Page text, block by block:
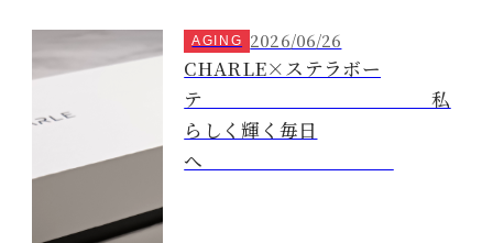
AGING 2026/06/26
CHARLE×ステラボー
テ 私
らしく輝く毎日
へ